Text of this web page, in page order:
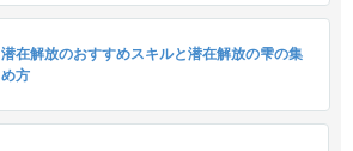
潜在解放のおすすめスキルと潜在解放の雫の集
め方